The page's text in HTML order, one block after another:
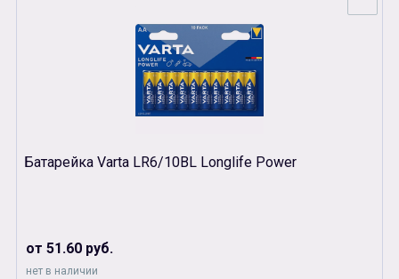
Батарейка Varta LR6/10BL Longlife Power
от 51.60 руб.
нет в наличии